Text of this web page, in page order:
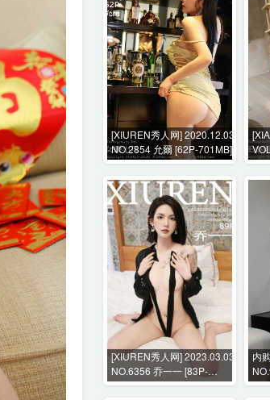
[XIUREN秀人网] 2020.12.03
NO.2854 允爾 [62P-701MB]
[XIUREN秀人网] 2023.03.03
NO.6356 乔一一 [83P-
780MB]
内
摄+